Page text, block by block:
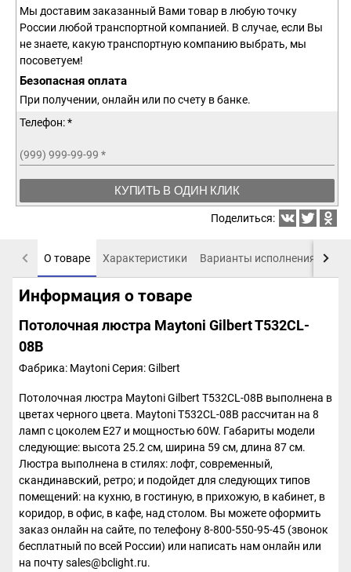
Мы доставим заказанный Вами товар в любую точку
России любой транспортной компанией. В случае, если Вы
не знаете, какую транспортную компанию выбрать, мы
посоветуем!
Безопасная оплата
При получении, онлайн или по счету в банке.
Телефон: *
(999) 999-99-99 *
КУПИТЬ В ОДИН КЛИК
Поделиться:
О товаре Характеристики Варианты исполнения
Информация о товаре
Потолочная люстра Maytoni Gilbert T532CL-
08B
Фабрика: MaytoniСерия: Gilbert
Потолочная люстра Maytoni Gilbert T532CL-08B выполнена в
цветах черного цвета. Maytoni T532CL-08B рассчитан на 8
ламп с цоколем E27 и мощностью 60W. Габариты модели
следующие: высота 25.2 см, ширина 59 см, длина 87 см.
Люстра выполнена в стилях: лофт, современный,
скандинавский, ретро; и подойдет для следующих типов
помещений: на кухню, в гостиную, в прихожую, в кабинет, в
коридор, в офис, в кафе, над столом. Вы можете оформить
заказ онлайн на сайте, по телефону 8-800-550-95-45 (звонок
бесплатный по всей России) или написать нам онлайн или
на почту sales@bclight.ru.